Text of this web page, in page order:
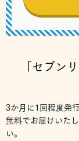
「セブン
3か月に1回程度発
無料でお届けいた
い。